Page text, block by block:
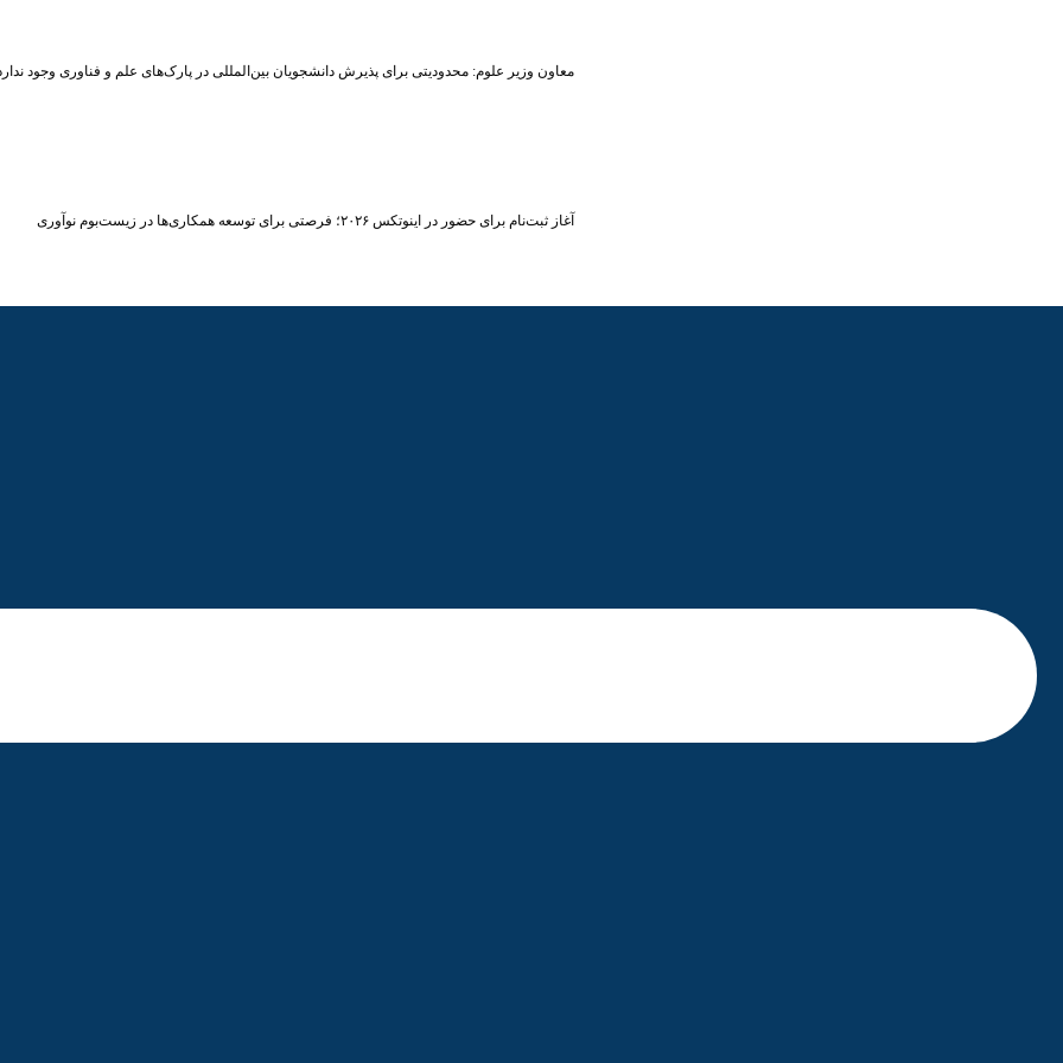
معاون وزیر علوم: محدودیتی برای پذیرش دانشجویان بین‌المللی در پارک‌های علم و فناوری وجود
آغاز ثبت‌نام برای حضور در اینوتکس ۲۰۲۶؛ فرصتی برای توسعه همکاری‌ها در زیست‌بوم نوآوری